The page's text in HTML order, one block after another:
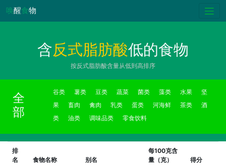
唤醒食物
含反式脂肪酸低的食物
按反式脂肪酸含量从低到高排序
全
部
谷类 薯类 豆类 蔬菜 菌类 藻类 水果
坚
果
畜肉 禽肉 乳类 蛋类 河海鲜 茶类
酒
类
油类 调味品类 零食饮料
排
名
食物名称 别名
每100克含
量（克）
得分